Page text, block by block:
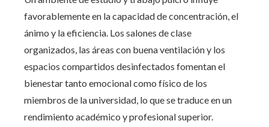
favorablemente en la capacidad de concentración, el
ánimo y la eficiencia. Los salones de clase
organizados, las áreas con buena ventilación y los
espacios compartidos desinfectados fomentan el
bienestar tanto emocional como físico de los
miembros de la universidad, lo que se traduce en un
rendimiento académico y profesional superior.